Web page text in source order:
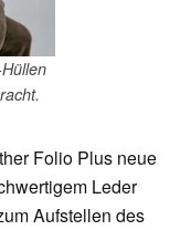
Folio Plus neue
Leder
Aufstellen des